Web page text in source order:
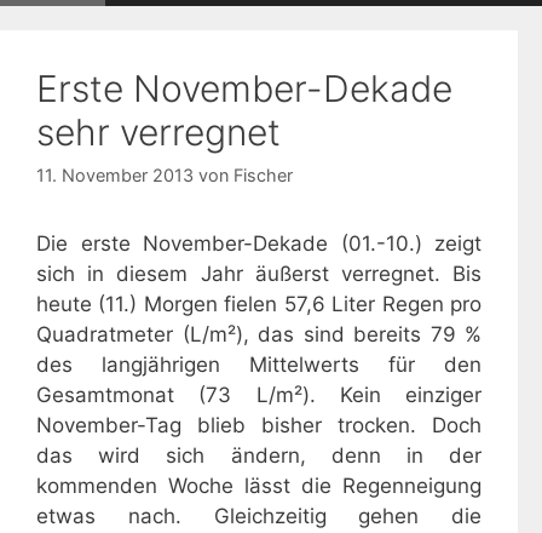
Erste November-Dekade
sehr verregnet
11. November 2013 von Fischer
Die erste November-Dekade (01.-10.) zeigt
sich in diesem Jahr äußerst verregnet. Bis
heute (11.) Morgen fielen 57,6 Liter Regen pro
Quadratmeter (L/m²), das sind bereits 79 %
des langjährigen Mittelwerts für den
Gesamtmonat (73 L/m²). Kein einziger
November-Tag blieb bisher trocken. Doch
das wird sich ändern, denn in der
kommenden Woche lässt die Regenneigung
etwas nach. Gleichzeitig gehen die